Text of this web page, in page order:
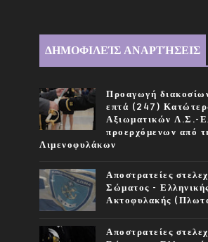
ΔΗΜΟΦΙΛΕΊΣ ΑΝΑΡΤΉΣΕΙΣ
Προαγωγή
επτά (247)
Αξιωματικών Λ.Σ.-
προερχόμενων από
Λιμενοφυλάκων
Αποστρατείες
Σώματος -
Ακτοφυλακής
Αποστρατείες